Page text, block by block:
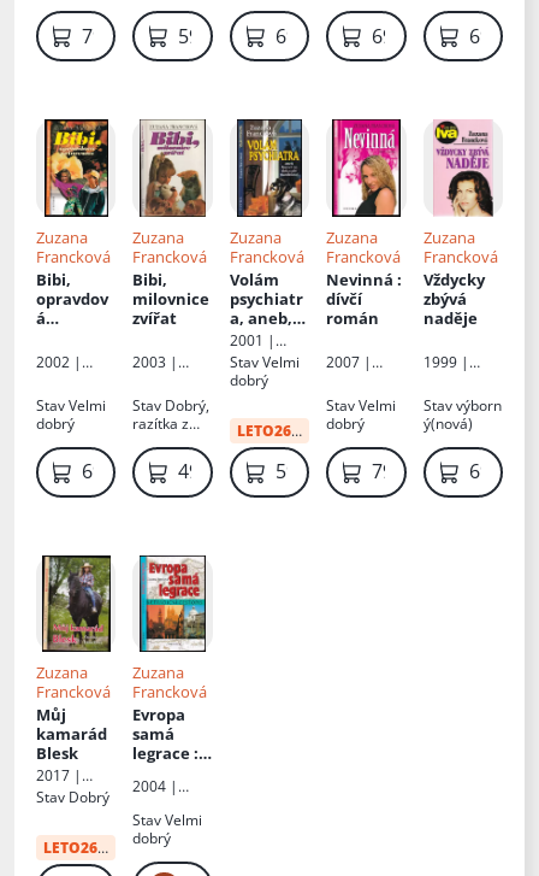
79 Kč 59 Kč 69 Kč 69 Kč 69 Kč
Zuzana
Francková
Bibi,
opravdov
á
2002 |
StavVelmi
dobrý
69 Kč
Zuzana
Francková
Bibi,
milovnice
zvířat
2003 |
Stav Dobrý,
razítka z
hřbet s
polepkou49 Kč
Zuzana
Francková
Volám
psychiatr
a, aneb,
Návod na
dokonalé
manželst
2001 |
Petra
StavVelmi
dobrý
LETO26
:35 Kč
59 Kč
Zuzana
Francková
Nevinná:
dívčí
román
2007 |
StavVelmi
dobrý
79 Kč
Zuzana
Francková
Vždycky
zbývá
naděje
1999 |
Stavvýborn
ý(nová)
69 Kč
Zuzana
Francková
Můj
kamarád
Blesk
2017 |
Akcent
Stav Dobrý
LETO26
:29 Kč
Zuzana
Francková
Evropa
samá
legrace:
í zeměpis
2004 |
StavVelmi
dobrý